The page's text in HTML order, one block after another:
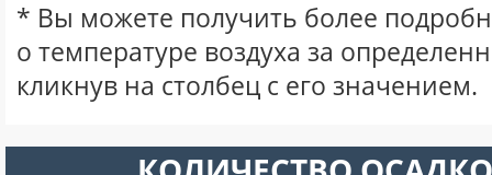
* Вы можете получить более
о температуре воздуха за
кликнув на столбец с его значением.